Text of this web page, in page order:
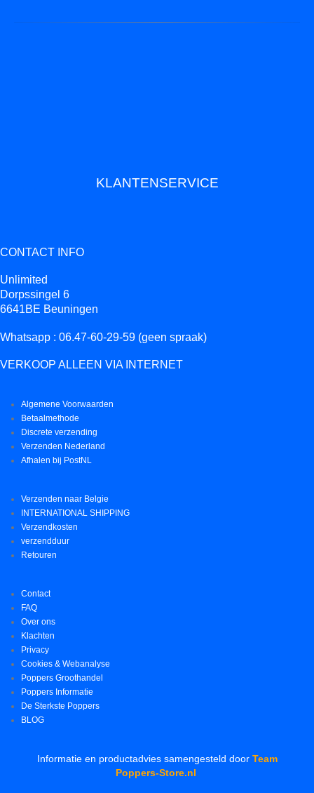
KLANTENSERVICE
CONTACT INFO
Unlimited
Dorpssingel 6
6641BE Beuningen
Whatsapp : 06.47-60-29-59 (geen spraak)
VERKOOP ALLEEN VIA INTERNET
Algemene Voorwaarden
Betaalmethode
Discrete verzending
Verzenden Nederland
Afhalen bij PostNL
Verzenden naar Belgie
INTERNATIONAL SHIPPING
Verzendkosten
verzendduur
Retouren
Contact
FAQ
Over ons
Klachten
Privacy
Cookies & Webanalyse
Poppers Groothandel
Poppers Informatie
De Sterkste Poppers
BLOG
Informatie en productadvies samengesteld door Team
Poppers-Store.nl